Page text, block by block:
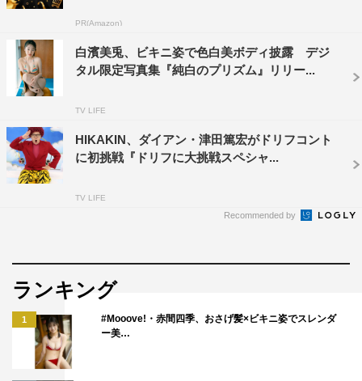
PR(Amazon)
白濱美兎、ビキニ姿で色白美ボディ披露 デジ
タル限定写真集『純白のプリズム』リリー...
TV LIFE
HIKAKIN、ダイアン・津田篤宏がドリフコント
に初挑戦『ドリフに大挑戦スペシャ...
TV LIFE
Recommended by
ランキング
1
#Mooove!・赤間四季、おさげ髪×ビキニ姿でスレンダ
ー美…